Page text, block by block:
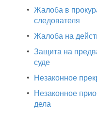
• Жалоба в
следователя
• Жалоба на
• Защита на
суде
• Незаконное
• Незаконное
дела